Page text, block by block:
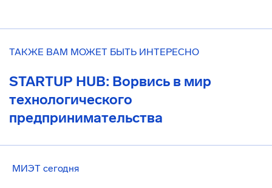
ТАКЖЕ ВАМ МОЖЕТ БЫТЬ ИНТЕРЕСНО
STARTUP HUB: Ворвись в мир
технологического
предпринимательства
МИЭТ сегодня